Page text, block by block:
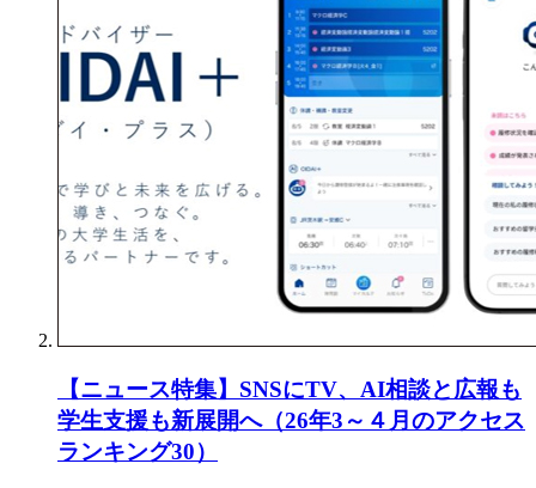
【ニュース特集】SNSにTV、AI相談と広報も
学生支援も新展開へ（26年3～４月のアクセス
ランキング30）